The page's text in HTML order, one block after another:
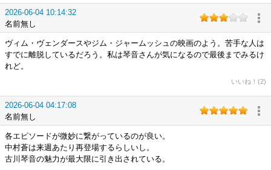
2026-06-04 10:14:32
名前無し
ヴィム・ヴェンダースやジム・ジャームッシュの映画のよう。苦手な人は
すでに離脱しているだろう。私は琴音さんが気になるので最後までみるけ
れど。
いいね！(2)
2026-06-04 04:17:08
名前無し
各エピソードが微妙に繋がっているのが良い。
中村蒼は来週あたり再登場するらしいし。
古川琴音の魅力が最大限に引き出されている。